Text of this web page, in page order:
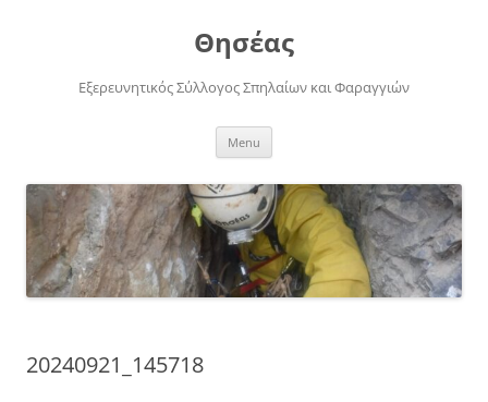
Θησέας
Εξερευνητικός Σύλλογος Σπηλαίων και Φαραγγιών
Menu
20240921_145718